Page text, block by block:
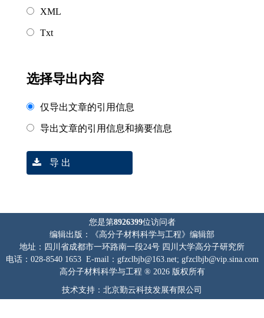
XML
Txt
选择导出内容
仅导出文章的引用信息
导出文章的引用信息和摘要信息
导 出
您是第8926399位访问者
编辑出版：《高分子材料科学与工程》编辑部
地址：四川省成都市一环路南一段24号 四川大学高分子研究所
电话：028-8540 1653 E-mail：gfzclbjb@163.net; gfzclbjb@vip.sina.com
高分子材料科学与工程 ® 2026 版权所有
技术支持：北京勤云科技发展有限公司